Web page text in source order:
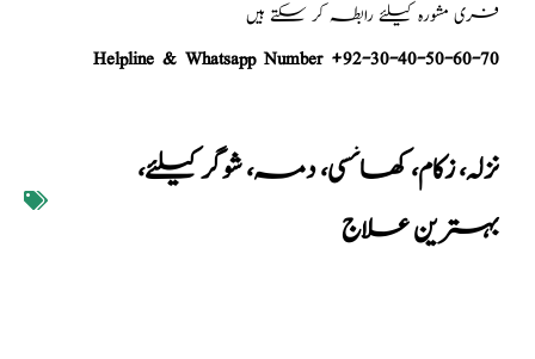
فری مشورہ کیلئے رابطہ کر سکتے ہیں
Helpline & Whatsapp Number +92-30-40-50-60-70
نزلہ، زکام، کھانسی، دمہ، شوگر کیلئے،
بہترین علاج